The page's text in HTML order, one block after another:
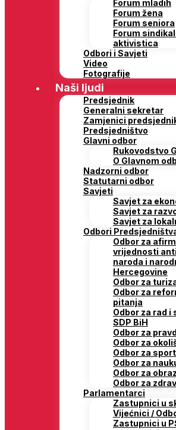
Forum mladih
Forum žena
Forum seniora
Forum
aktivistica
Odbori i Savjeti
Video
Fotografije
Naši ljudi
Predsjednik
Generalni sekretar
Zamjenici
Predsjedništvo
Glavni odbor
Rukovodstvo
O Glavnom
Nadzorni odbor
Statutarni odbor
Savjeti
Savjet za
Savjet za
Savjet za
Odbori
Odbor za
vrijednosti
naroda i
Hercegovine
Odbor za
Odbor za
pitanja
Odbor za rad
SDP BiH
Odbor za
Odbor za
Odbor za
Odbor za
Odbor za
Odbor za
Parlamentarci
Zastupnici u
Vijećnici /
Zastupnici u